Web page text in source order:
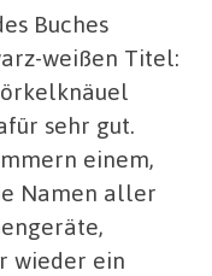
Buches
weißen Titel:
sehr gut.
einem,
Namen aller
wieder ein